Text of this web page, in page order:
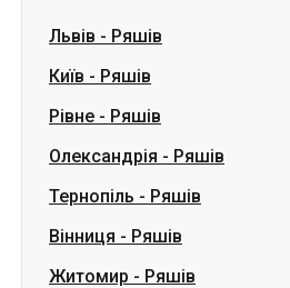
Львів - Ряшів
Київ - Ряшів
Рівне - Ряшів
Олександрія - Ряшів
Тернопіль - Ряшів
Вінниця - Ряшів
Житомир - Ряшів